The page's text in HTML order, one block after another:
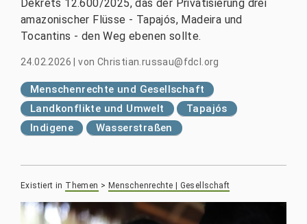
Dekrets 12.600/2025, das der Privatisierung drei
amazonischer Flüsse - Tapajós, Madeira und
Tocantins - den Weg ebenen sollte.
24.02.2026 |von Christian.russau@fdcl.org
Menschenrechte und Gesellschaft
Landkonflikte und Umwelt
Tapajós
Indigene
Wasserstraßen
Existiert in Themen > Menschenrechte | Gesellschaft